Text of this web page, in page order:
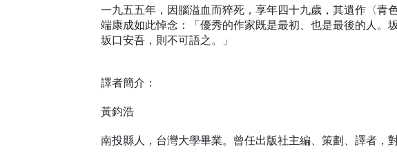
一九五五年，因腦溢血而猝死，享年四十九歲，其遺作〈青
端康成如此悼念：「優秀的作家既是最初、也是最後的人。
坂口安吾，則不可語之。」
譯者簡介：
黃鈞浩
南投縣人，台灣大學畢業。曾任出版社主編、策劃、譯者，